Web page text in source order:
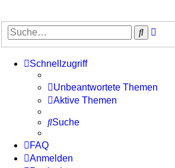
Suche
Schnellzugriff
Unbeantwortete Themen
Aktive Themen
Suche
FAQ
Anmelden